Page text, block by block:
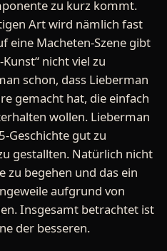
zu kurz kommt.
Art wird nämlich fast
eine Macheten-Szene gibt
nicht viel zu
schon, dass Lieberman
gemacht hat, die einfach
wollen. Lieberman
Geschichte gut zu
gestallten. Natürlich nicht
zu begehen und das ein
aufgrund von
Insgesamt betrachtet ist
der besseren.